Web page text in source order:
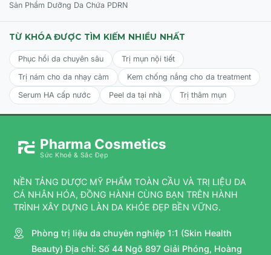
Sản Phẩm Dưỡng Da Chứa PDRN
TỪ KHÓA ĐƯỢC TÌM KIẾM NHIỀU NHẤT
Phục hồi da chuyên sâu
Trị mụn nội tiết
Trị nám cho da nhạy cảm
Kem chống nắng cho da treatment
Serum HA cấp nước
Peel da tại nhà Trị thâm mụn
Pharma Cosmetics
Sức Khoẻ & Sắc Đẹp
NỀN TẢNG DƯỢC MỸ PHẨM TOÀN CẦU VÀ TRỊ LIỆU DA
CÁ NHÂN HÓA, ĐỒNG HÀNH CÙNG BẠN TRÊN HÀNH
TRÌNH XÂY DỰNG LÀN DA KHỎE ĐẸP BỀN VỮNG.
Phòng trị liệu da chuyên nghiệp 1:1 (Skin Health
Beauty) Địa chỉ: Số 44 Ngõ 897 Giải Phóng, Hoàng